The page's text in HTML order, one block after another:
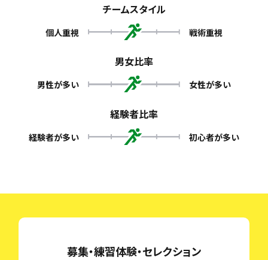
チームスタイル
個人重視 戦術重視
男女比率
男性が多い 女性が多い
経験者比率
経験者が多い 初心者が多い
募集・練習体験・セレクション